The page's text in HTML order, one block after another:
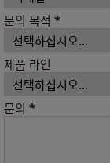
문의 목적 *
제품 라인
문의 *